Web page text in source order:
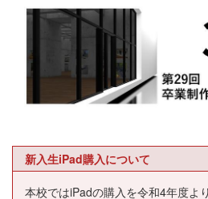
新入生iPad購入について
本校ではiPadの購入を令和4年度よ